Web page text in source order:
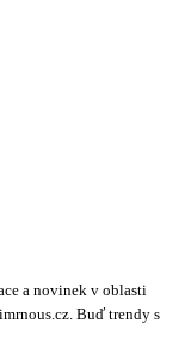
a novinek v oblasti
Buď trendy s